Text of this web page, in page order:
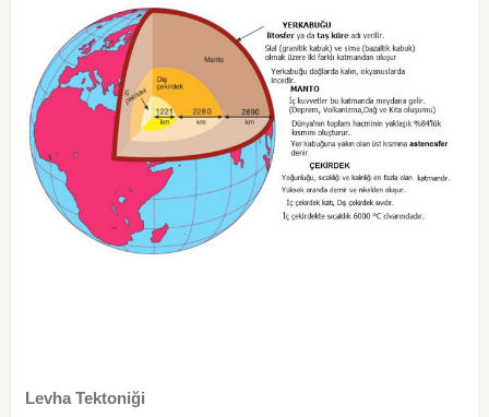
Levha Tektoniği